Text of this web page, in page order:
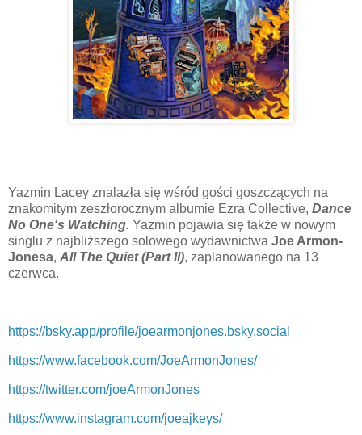
Yazmin Lacey znalazła się wśród gości goszczących na
znakomitym zeszłorocznym albumie Ezra Collective, Dance
No One's Watching. Yazmin pojawia się także w nowym
singlu z najbliższego solowego wydawnictwa Joe Armon-
Jonesa, All The Quiet (Part II), zaplanowanego na 13
czerwca.
https://bsky.app/profile/joearmonjones.bsky.social
https://www.facebook.com/JoeArmonJones/
https://twitter.com/joeArmonJones
https://www.instagram.com/joeajkeys/